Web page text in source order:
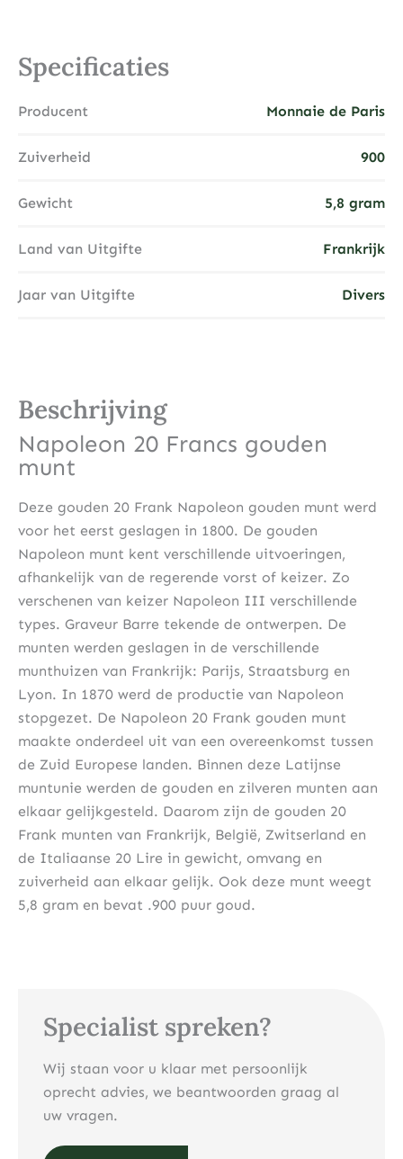
Specialist spreken?
Wij staan voor u klaar met persoonlijk
oprecht advies, we beantwoorden graag al
uw vragen.
Specificaties
Producent Monnaie de Paris
Zuiverheid 900
Gewicht 5,8 gram
Land van Uitgifte Frankrijk
Jaar van Uitgifte Divers
Beschrijving
Napoleon 20 Francs gouden
munt
Deze gouden 20 Frank Napoleon gouden munt werd
voor het eerst geslagen in 1800. De gouden
Napoleon munt kent verschillende uitvoeringen,
afhankelijk van de regerende vorst of keizer. Zo
verschenen van keizer Napoleon III verschillende
types. Graveur Barre tekende de ontwerpen. De
munten werden geslagen in de verschillende
munthuizen van Frankrijk: Parijs, Straatsburg en
Lyon. In 1870 werd de productie van Napoleon
stopgezet. De Napoleon 20 Frank gouden munt
maakte onderdeel uit van een overeenkomst tussen
de Zuid Europese landen. Binnen deze Latijnse
muntunie werden de gouden en zilveren munten aan
elkaar gelijkgesteld. Daarom zijn de gouden 20
Frank munten van Frankrijk, België, Zwitserland en
de Italiaanse 20 Lire in gewicht, omvang en
zuiverheid aan elkaar gelijk. Ook deze munt weegt
5,8 gram en bevat .900 puur goud.